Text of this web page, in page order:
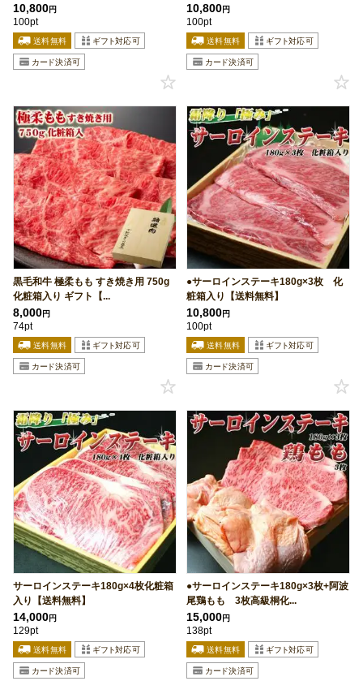
10,800円
100pt
10,800円
100pt
黒毛和牛 極柔もも すき焼き用 750g
化粧箱入り ギフト【...
8,000円
74pt
●サーロインステーキ180g×3枚 化
粧箱入り【送料無料】
10,800円
100pt
サーロインステーキ180g×4枚化粧箱
入り【送料無料】
14,000円
129pt
●サーロインステーキ180g×3枚+阿波
尾鶏もも 3枚高級桐化...
15,000円
138pt